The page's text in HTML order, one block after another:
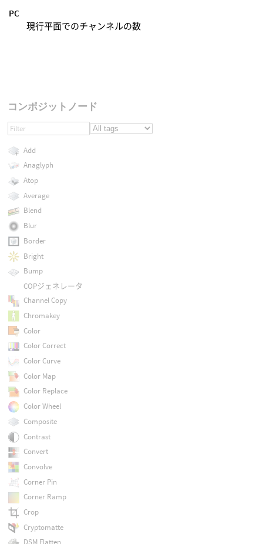
PC
現行平面でのチャンネルの数
コンポジットノード
Add
Anaglyph
Atop
Average
Blend
Blur
Border
Bright
Bump
COPジェネレータ
Channel Copy
Chromakey
Color
Color Correct
Color Curve
Color Map
Color Replace
Color Wheel
Composite
Contrast
Convert
Convolve
Corner Pin
Corner Ramp
Crop
Cryptomatte